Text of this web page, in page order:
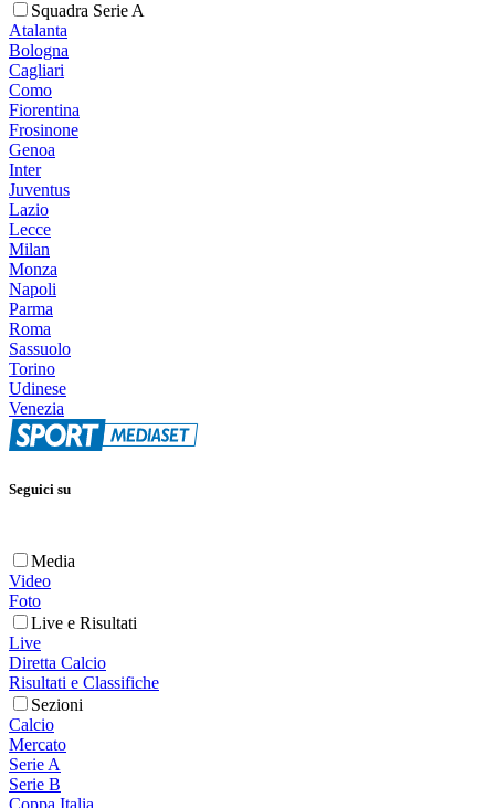
Squadra Serie A
Atalanta
Bologna
Cagliari
Como
Fiorentina
Frosinone
Genoa
Inter
Juventus
Lazio
Lecce
Milan
Monza
Napoli
Parma
Roma
Sassuolo
Torino
Udinese
Venezia
Seguici su
Media
Video
Foto
Live e Risultati
Live
Diretta Calcio
Risultati e Classifiche
Sezioni
Calcio
Mercato
Serie A
Serie B
Coppa Italia